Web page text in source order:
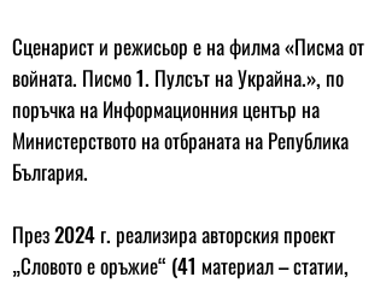
Сценарист и режисьор е на филма «Писма от
войната. Писмо 1. Пулсът на Украйна.», по
поръчка на Информационния център на
Министерството на отбраната на Република
България.
През 2024 г. реализира авторския проект
„Словото е оръжие“ (41 материал – статии,